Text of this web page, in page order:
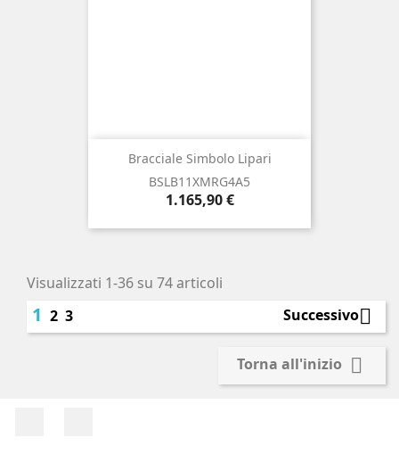
Bracciale Simbolo Lipari
BSLB11XMRG4A5
Prezzo
1.165,90 €
Visualizzati 1-36 su 74 articoli
1 2 3 Successivo
Torna all'inizio 